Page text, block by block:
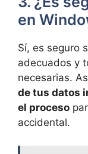
en
Sí, es seguro
adecuados y
necesarias.
de tus datos
el proceso
accidental.